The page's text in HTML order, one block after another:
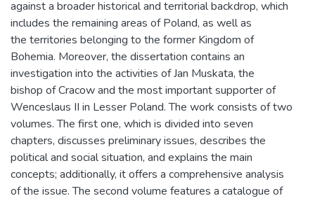
against a broader historical and territorial backdrop, which
includes the remaining areas of Poland, as well as
the territories belonging to the former Kingdom of
Bohemia. Moreover, the dissertation contains an
investigation into the activities of Jan Muskata, the
bishop of Cracow and the most important supporter of
Wenceslaus II in Lesser Poland. The work consists of two
volumes. The first one, which is divided into seven
chapters, discusses preliminary issues, describes the
political and social situation, and explains the main
concepts; additionally, it offers a comprehensive analysis
of the issue. The second volume features a catalogue of